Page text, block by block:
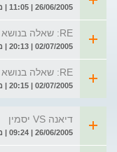
26/06/2005 | 11:05 | מאת: ליז
RE: שאלה בנושא הווסת (לת)
02/07/2005 | 20:13 | מאת: ליז
RE: שאלה בנושא הווסת
02/07/2005 | 20:15 | מאת: ליז
דיאנה VS יסמין
26/06/2005 | 09:24 | מאת: שולה